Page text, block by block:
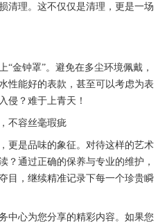
清理。这不仅仅是清理，更是一场
钟罩”。避免在多尘环境佩戴，
性能好的表款，甚至可以考虑为表
侵？难于上青天！
不容丝毫瑕疵
是品味的象征。对待这样的艺术
？通过正确的保养与专业的维护，
目，继续精准记录下每一个珍贵瞬
中心为您分享的精彩内容。如果您